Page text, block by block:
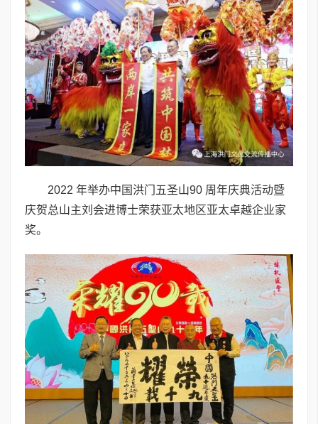
2022 年举办中国洪门五圣山90 周年庆典活动暨
庆贺总山主刘会进博士荣获亚太地区亚太卓越企业家
奖。